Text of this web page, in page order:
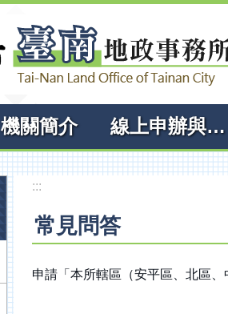
機關簡介 線上申辦與查詢
:::
常見問答
申請「本所轄區（安平區、北區